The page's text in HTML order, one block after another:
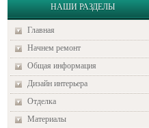
НАШИ РАЗДЕЛЫ
Главная
Начнем ремонт
Общая информация
Дизайн интерьера
Отделка
Материалы